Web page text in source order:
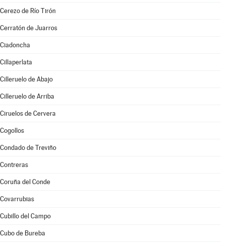
Cerezo de Río Tirón
Cerratón de Juarros
Ciadoncha
Cillaperlata
Cilleruelo de Abajo
Cilleruelo de Arriba
Ciruelos de Cervera
Cogollos
Condado de Treviño
Contreras
Coruña del Conde
Covarrubias
Cubillo del Campo
Cubo de Bureba